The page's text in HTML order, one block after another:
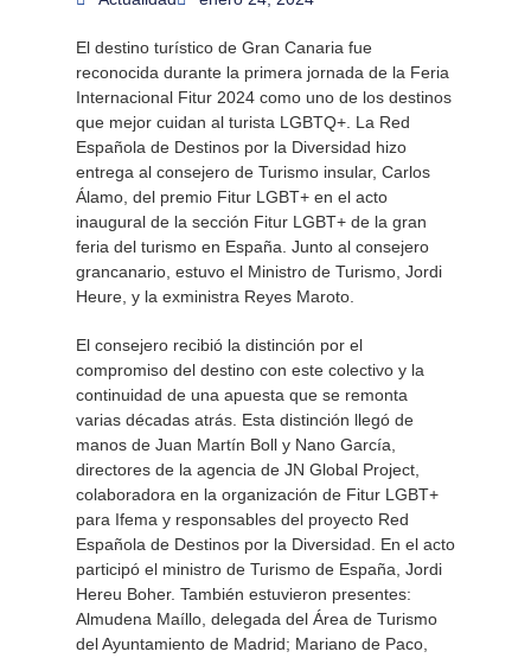
El destino turístico de Gran Canaria fue
reconocida durante la primera jornada de la Feria
Internacional Fitur 2024 como uno de los destinos
que mejor cuidan al turista LGBTQ+. La Red
Española de Destinos por la Diversidad hizo
entrega al consejero de Turismo insular, Carlos
Álamo, del premio Fitur LGBT+ en el acto
inaugural de la sección Fitur LGBT+ de la gran
feria del turismo en España. Junto al consejero
grancanario, estuvo el Ministro de Turismo, Jordi
Heure, y la exministra Reyes Maroto.
El consejero recibió la distinción por el
compromiso del destino con este colectivo y la
continuidad de una apuesta que se remonta
varias décadas atrás. Esta distinción llegó de
manos de Juan Martín Boll y Nano García,
directores de la agencia de JN Global Project,
colaboradora en la organización de Fitur LGBT+
para Ifema y responsables del proyecto Red
Española de Destinos por la Diversidad. En el acto
participó el ministro de Turismo de España, Jordi
Hereu Boher. También estuvieron presentes:
Almudena Maíllo, delegada del Área de Turismo
del Ayuntamiento de Madrid; Mariano de Paco,